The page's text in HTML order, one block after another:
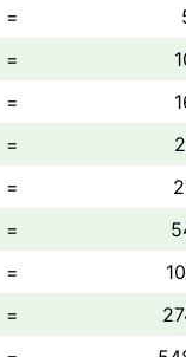
=
=
=
=
=
=
=
=